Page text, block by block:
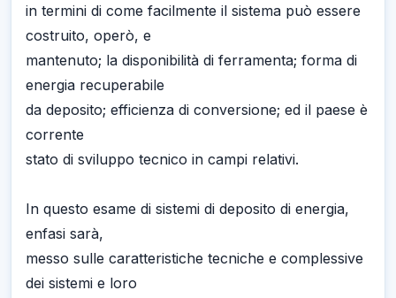
in termini di come facilmente il sistema può essere
costruito, operò, e
mantenuto; la disponibilità di ferramenta; forma di
energia recuperabile
da deposito; efficienza di conversione; ed il paese è
corrente
stato di sviluppo tecnico in campi relativi.
In questo esame di sistemi di deposito di energia,
enfasi sarà,
messo sulle caratteristiche tecniche e complessive
dei sistemi e loro